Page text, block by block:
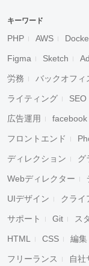
キーワード
PHP AWS
Figma Sketch
労務 バックオフィ
ライティング SEO
広告運用 facebook
フロントエンド
ディレクション グ
Webディレクター
UIデザイン クライ
サポート Git ス
HTML CSS 編集
フリーランス 自社